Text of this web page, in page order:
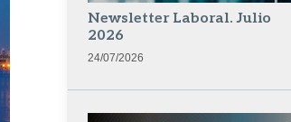
Newsletter Laboral. Julio
2026
24/07/2026